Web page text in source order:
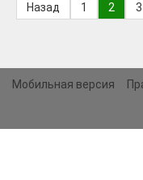
Назад 1 2 3
Мобильная версия